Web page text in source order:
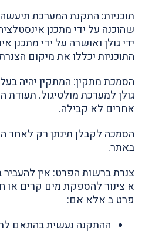
תוכניות: התקנת המערכת תיעשה
שהוכנה על ידי מתכנן
ידי גולן ואושרה על ידי מתכנן
התוכניות יכללו את מיקום
הסמכת מתקין: המתקין יהיה
גולן למערכת מולטיגול. תעודת
אחרים לא קבילה.
הסמכה לקבלן תינתן רק לאחר
באתר.
צנרת ברשות הפרט: אין
א צינור להספקת מים קרים או
פרט ב אלא אם:
ההתקנה נעשית בהתאם